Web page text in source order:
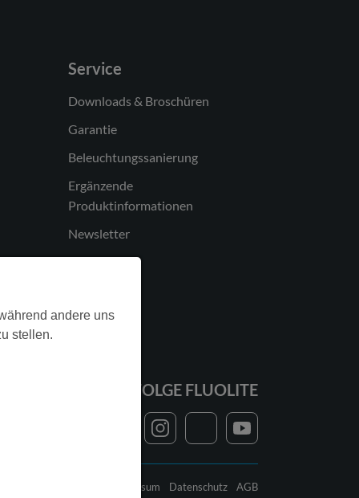
Service
Downloads & Broschüren
Garantie
Beleuchtungssanierung
Ergänzende
Produktinformationen
Newsletter
FOLGE FLUOLITE
Impressum Datenschutz AGB
andere uns
stellen.